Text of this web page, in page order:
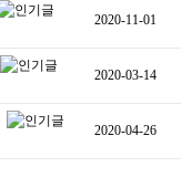
2020-11-01
2020-03-14
2020-04-26